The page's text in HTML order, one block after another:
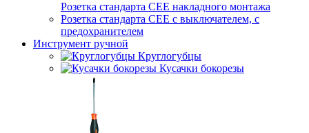
Розетка стандарта СЕЕ накладного монтажа
Розетка стандарта СЕЕ с выключателем, с
предохранителем
Инструмент ручной
Круглогубцы
Кусачки бокорезы